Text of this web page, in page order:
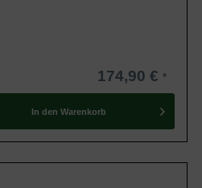
174,90 €
In den Warenkorb